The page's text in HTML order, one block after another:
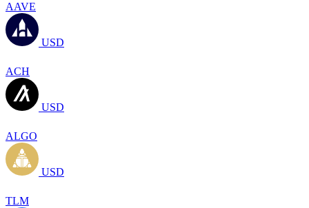
AAVE
USD
ACH
USD
ALGO
USD
TLM